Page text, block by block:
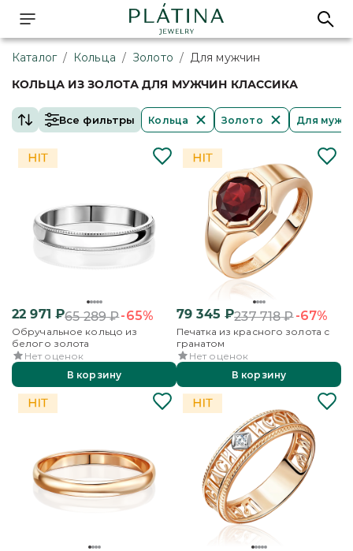
Каталог / Кольца / Золото / Для мужчин
КОЛЬЦА ИЗ ЗОЛОТА ДЛЯ МУЖЧИН КЛАССИКА
Все фильтры Кольца Золото Для
22 971 ₽65 289₽-65%
Обручальное кольцо из
белого золота
Нет оценок
В корзину
79 345 ₽237 718₽-67%
Печатка из красного золота с
гранатом
Нет оценок
В корзину